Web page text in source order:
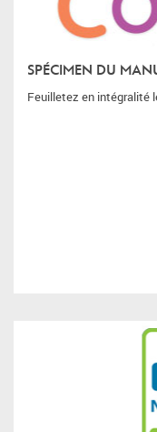
SPÉCIMEN DU
Feuilletez en intégralité